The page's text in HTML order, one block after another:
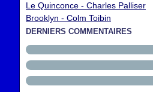
Le Quinconce - Charles Palliser
Brooklyn - Colm Toibin
DERNIERS COMMENTAIRES